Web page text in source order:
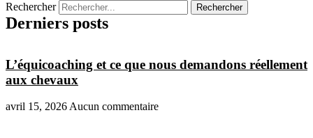
Rechercher Rechercher
Derniers posts
L’équicoaching et ce que nous demandons réellement
aux chevaux
avril 15, 2026Aucun commentaire